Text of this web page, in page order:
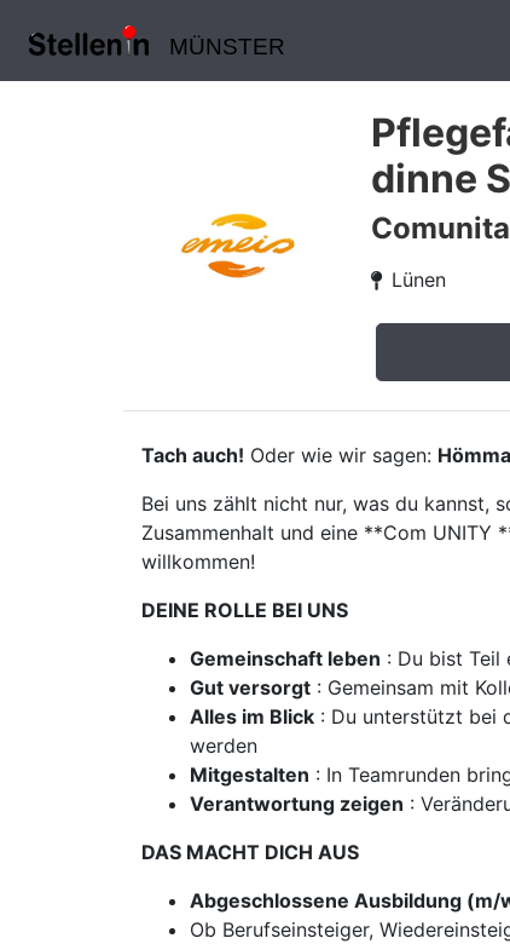
MÜNSTER
dinne
Lünen
Tach auch! Oder wie wir sagen:
Bei uns zählt nicht nur, was du kannst,
Zusammenhalt und eine **Com UNITY
willkommen!
DEINE ROLLE BEI UNS
Gemeinschaft leben : Du bist Teil
Gut versorgt : Gemeinsam mit
Alles im Blick : Du unterstützt bei
werden
Mitgestalten : In Teamrunden
Verantwortung zeigen :
DAS MACHT DICH AUS
Abgeschlossene Ausbildung (m/
Ob Berufseinsteiger,